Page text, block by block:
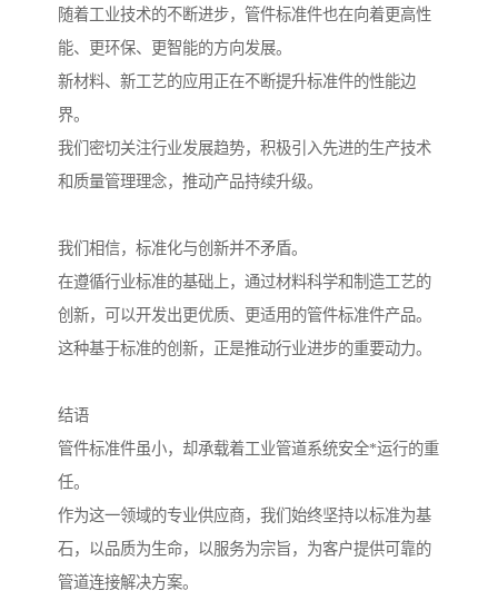
随着工业技术的不断进步，管件标准件也在向着更高性
能、更环保、更智能的方向发展。
新材料、新工艺的应用正在不断提升标准件的性能边
界。
我们密切关注行业发展趋势，积极引入先进的生产技术
和质量管理理念，推动产品持续升级。
我们相信，标准化与创新并不矛盾。
在遵循行业标准的基础上，通过材料科学和制造工艺的
创新，可以开发出更优质、更适用的管件标准件产品。
这种基于标准的创新，正是推动行业进步的重要动力。
结语
管件标准件虽小，却承载着工业管道系统安全*运行的重
任。
作为这一领域的专业供应商，我们始终坚持以标准为基
石，以品质为生命，以服务为宗旨，为客户提供可靠的
管道连接解决方案。